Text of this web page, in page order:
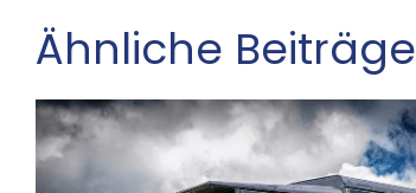
Ähnliche Beiträge